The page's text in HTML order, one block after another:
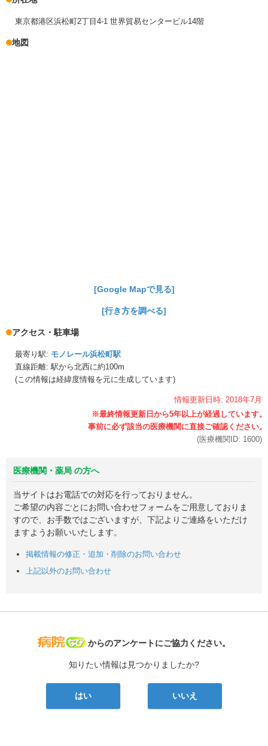
東京都港区浜松町2丁目4-1 世界貿易センタービル14階
地図
[Google Mapで見る]
[行き方を調べる]
アクセス・駐車場
最寄り駅: モノレール浜松町駅
直線距離: 駅から北西に約100m
(この情報は経緯度情報を元に生成しています)
情報更新日時: 2018年7月
(医療機関ID: 1600)
医療機関・薬局 の方へ
当サイトはお電話での対応を行っておりません。
ご希望の内容ごとにお問い合わせフォームをご用意しておりま
すので、お手数ではございますが、下記よりご連絡をいただけ
ますようお願いいたします。
掲載情報の修正・追加・削除のお問い合わせ
上記以外のお問い合わせ
病院なび
からのアンケートにご協力ください。
知りたい情報は見つかりましたか?
はい いいえ